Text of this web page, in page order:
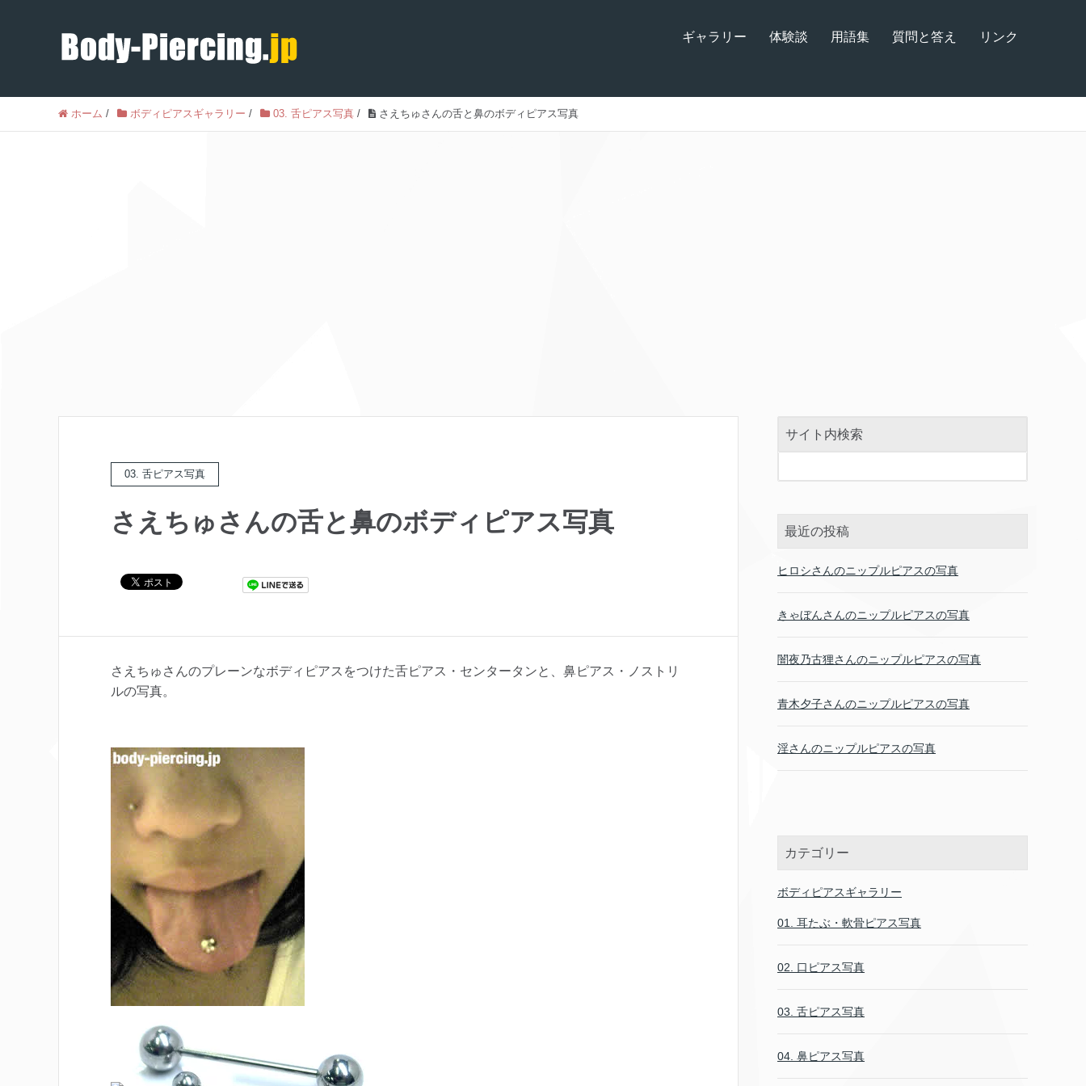
ギャラリー 体験談 用語集 質問と答え リンク
ホーム / ボディピアスギャラリー / 03. 舌ピアス写真 / さえちゅさんの舌と鼻のボディピアス写真
03. 舌ピアス写真
さえちゅさんの舌と鼻のボディピアス写真
さえちゅさんのプレーンなボディピアスをつけた舌ピアス・センタータンと、鼻ピアス・ノストリ
ルの写真。
サイト内検索
最近の投稿
ヒロシさんのニップルピアスの写真
きゃぼんさんのニップルピアスの写真
闇夜乃古狸さんのニップルピアスの写真
青木夕子さんのニップルピアスの写真
淫さんのニップルピアスの写真
カテゴリー
ボディピアスギャラリー
01. 耳たぶ・軟骨ピアス写真
02. 口ピアス写真
03. 舌ピアス写真
04. 鼻ピアス写真